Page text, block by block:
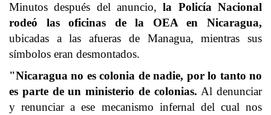
Minutos después del anuncio,la Policía Nacional
rodeó las oficinas de la OEA en Nicaragua,
ubicadas a las afueras de Managua, mientras sus
símbolos eran desmontados.
"Nicaragua no es colonia de nadie, por lo tanto no
es parte de un ministerio de colonias. Al denunciar
y renunciar a ese mecanismo infernal del cual nos